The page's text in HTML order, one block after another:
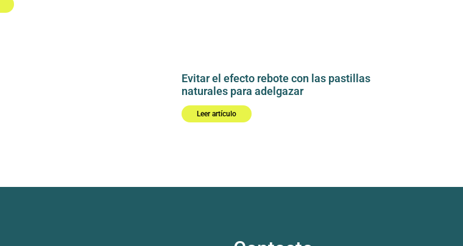
Evitar el efecto rebote con las pastillas
naturales para adelgazar
Leer artículo